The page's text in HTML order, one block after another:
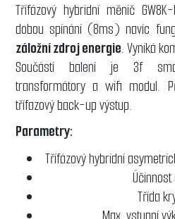
Třífázový hybridní měnič
dobou spínání (8ms) navíc
záložní zdroj energie. Vyniká
Součástí balení je 3f
transformátory a wifi modul.
třífazový back-up výstup.
Parametry:
Třífázový hybridní
Účinnost
Třída